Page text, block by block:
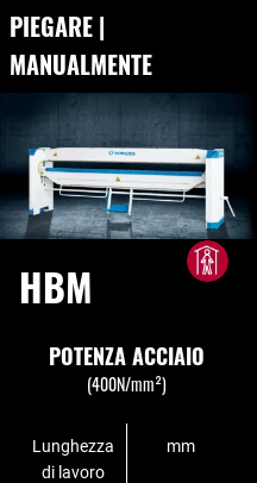
PIEGARE |
MANUALMENTE
HBM
POTENZA ACCIAIO
(400N/mm²)
Lunghezza
di lavoro
mm